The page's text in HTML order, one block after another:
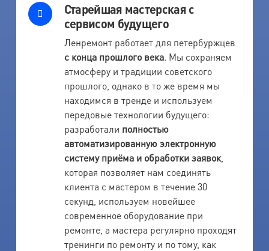
Старейшая мастерская с
сервисом будущего
Ленремонт работает для петербуржцев
с конца прошлого века. Мы сохраняем
атмосферу и традиции советского
прошлого, однако в то же время мы
находимся в тренде и используем
передовые технологии будущего:
разработали полностью
автоматизированную электронную
систему приёма и обработки заявок,
которая позволяет нам соединять
клиента с мастером в течение 30
секунд, используем новейшее
современное оборудование при
ремонте, а мастера регулярно проходят
тренинги по ремонту и по тому, как